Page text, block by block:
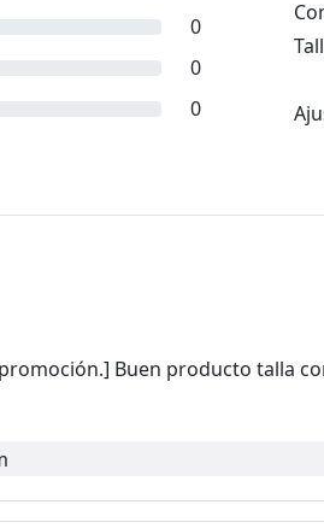
0
0
0
Buen producto talla